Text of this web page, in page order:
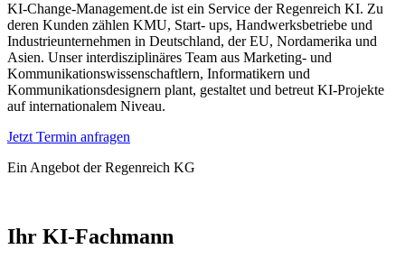
KI-Change-Management.de ist ein Service der Regenreich KI. Zu
deren Kunden zählen KMU, Start- ups, Handwerksbetriebe und
Industrieunternehmen in Deutschland, der EU, Nordamerika und
Asien. Unser interdisziplinäres Team aus Marketing- und
Kommunikationswissenschaftlern, Informatikern und
Kommunikationsdesignern plant, gestaltet und betreut KI-Projekte
auf internationalem Niveau.
Jetzt Termin anfragen
Ein Angebot der Regenreich KG
Ihr KI-Fachmann